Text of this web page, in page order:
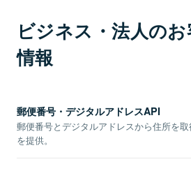
ビジネス・法人の
情報
郵便番号・デジタルアドレスAPI
郵便番号とデジタルアドレスから住所を
を提供。